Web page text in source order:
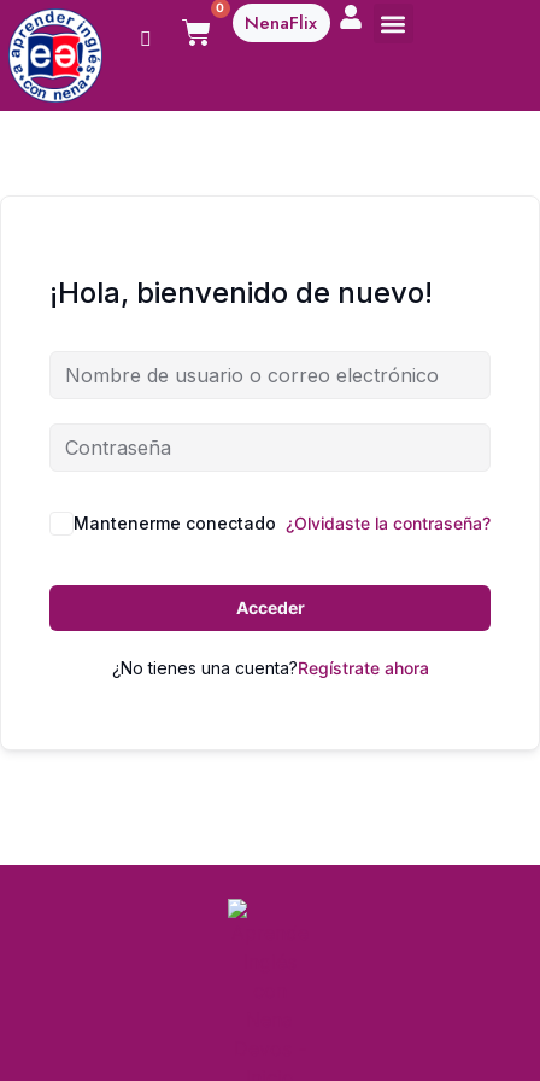
0
NenaFlix
¡Hola, bienvenido de nuevo!
Mantenerme conectado ¿Olvidaste la contraseña?
Acceder
¿No tienes una cuenta?Regístrate ahora